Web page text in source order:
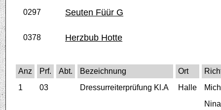
0297 Seuten Füür G
0378 Herzbub Hotte
Anz Prf. Abt. Bezeichnung Ort
1
03 Dressurreiterprüfung Kl.A Halle